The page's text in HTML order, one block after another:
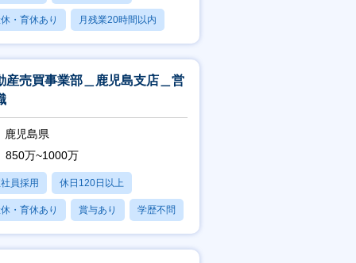
・育休あり 月残業20時間以内
あり
産売買事業部＿鹿児島支店＿営
鹿児島県
850万~1000万
員採用 休日120日以上
・育休あり 賞与あり 学歴不問